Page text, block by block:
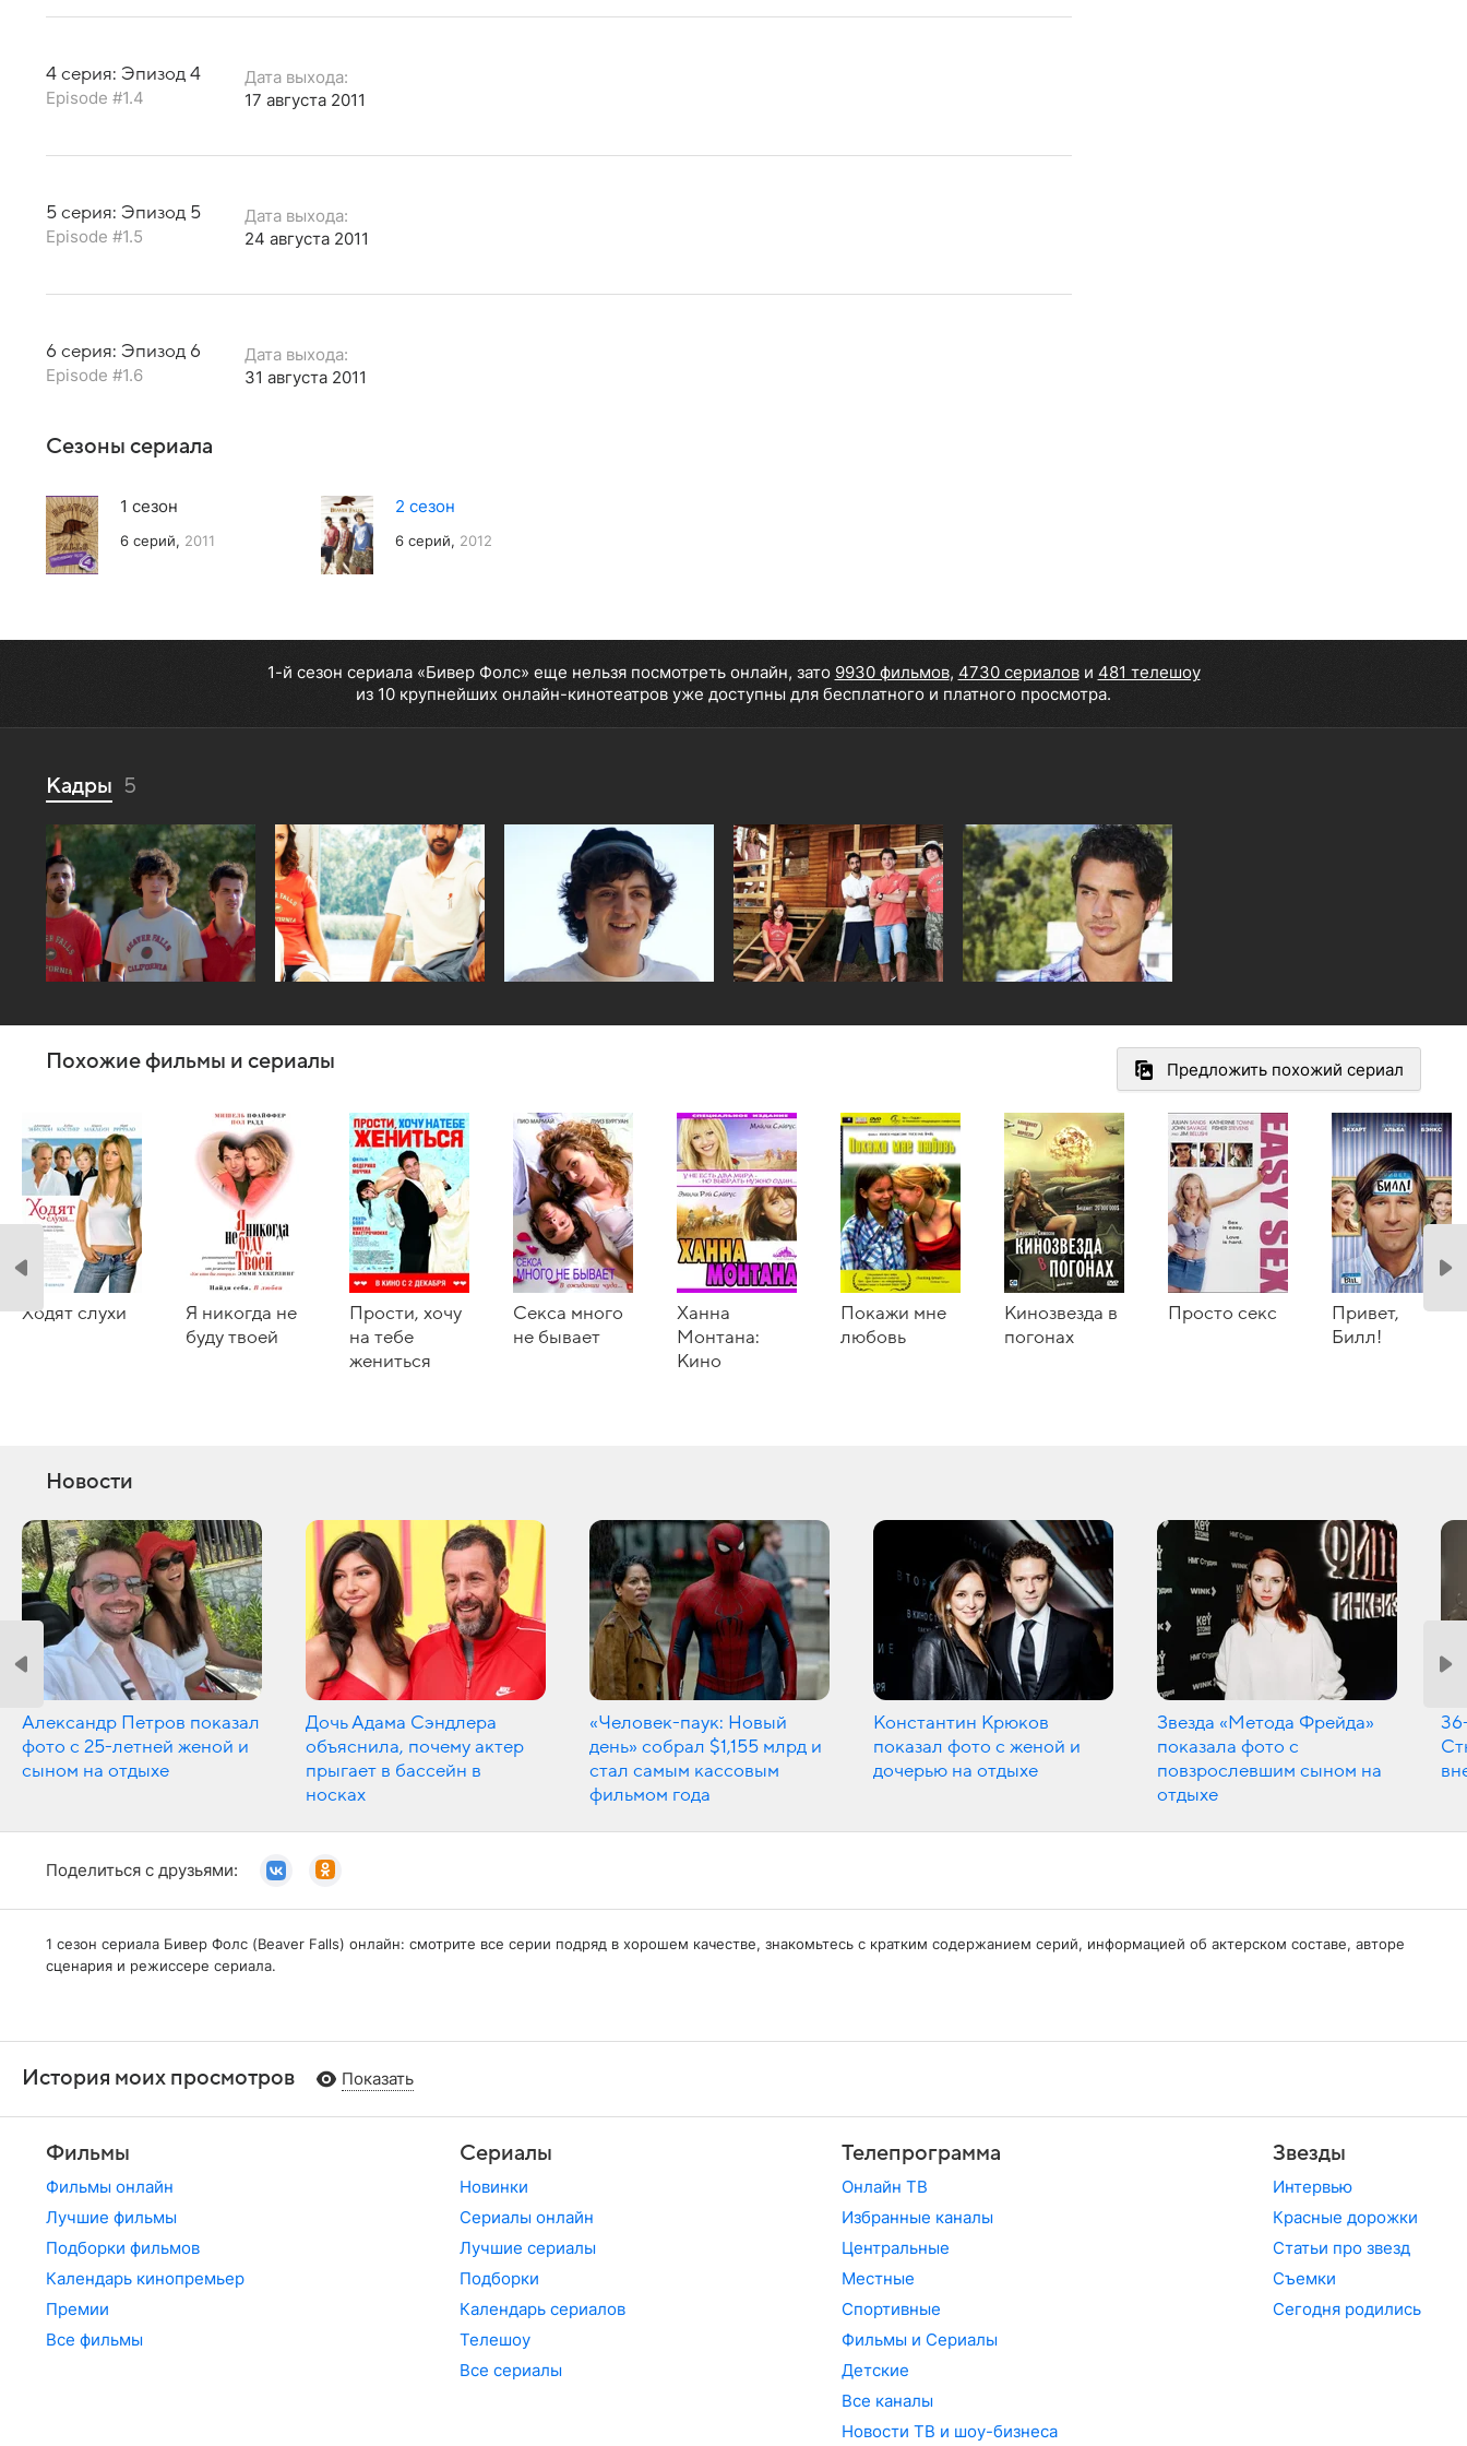
4 серия: Эпизод 4
Episode #1.4
Дата выхода:
17 августа 2011
5 серия: Эпизод 5
Episode #1.5
Дата выхода:
24 августа 2011
6 серия: Эпизод 6
Episode #1.6
Дата выхода:
31 августа 2011
Сезоны сериала
1 сезон
6 серий, 2011
2 сезон
6 серий, 2012
1-й сезон сериала «Бивер Фолс» еще нельзя посмотреть онлайн, зато 9930 фильмов, 4730 сериалови 481 телешоу
из 10 крупнейших онлайн-кинотеатров уже доступны для бесплатного и платного просмотра.
Кадры 5
Предложить похожий сериал
Похожие фильмы и сериалы
Ходят слухи
Я никогда не
буду твоей
Прости, хочу
на тебе
жениться
Секса много
не бывает
Ханна
Монтана:
Кино
Покажи мне
любовь
Кинозвезда в
погонах
Просто секс
Привет,
Билл!
Новости
Александр Петров показал
фото с 25-летней женой и
сыном на отдыхе
Дочь Адама Сэндлера
объяснила, почему актер
прыгает в бассейн в
носках
«Человек-паук: Новый
день» собрал $1,155 млрд и
стал самым кассовым
фильмом года
Константин Крюков
показал фото с женой и
дочерью на отдыхе
Звезда «Метода Фрейда»
показала фото с
повзрослевшим сыном на
отдыхе
Поделиться с друзьями:
1 сезон сериала Бивер Фолс (Beaver Falls) онлайн: смотрите все серии подряд в хорошем качестве, знакомьтесь с кратким содержанием серий, информацией об актерском составе, авторе
сценария и режиссере сериала.
История моих просмотров Показать
Фильмы
Фильмы онлайн
Лучшие фильмы
Подборки фильмов
Календарь кинопремьер
Премии
Все фильмы
Сериалы
Новинки
Сериалы онлайн
Лучшие сериалы
Подборки
Календарь сериалов
Телешоу
Все сериалы
Телепрограмма
Онлайн ТВ
Избранные каналы
Центральные
Местные
Спортивные
Фильмы и Сериалы
Детские
Все каналы
Новости ТВ и шоу-бизнеса
Звезды
Интервью
Красные дорожки
Статьи про звезд
Съемки
Сегодня родились